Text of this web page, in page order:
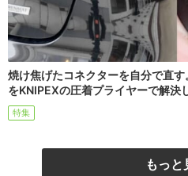
焼け焦げたコネクターを自分で直
をKNIPEXの圧着プライヤーで解決
特集
もっと